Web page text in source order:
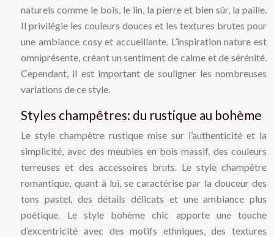
naturels comme le bois, le lin, la pierre et bien sûr, la paille.
Il privilégie les couleurs douces et les textures brutes pour
une ambiance cosy et accueillante. L’inspiration nature est
omniprésente, créant un sentiment de calme et de sérénité.
Cependant, il est important de souligner les nombreuses
variations de ce style.
Styles champêtres: du rustique au bohème
Le style champêtre rustique mise sur l’authenticité et la
simplicité, avec des meubles en bois massif, des couleurs
terreuses et des accessoires bruts. Le style champêtre
romantique, quant à lui, se caractérise par la douceur des
tons pastel, des détails délicats et une ambiance plus
poétique. Le style bohème chic apporte une touche
d’excentricité avec des motifs ethniques, des textures